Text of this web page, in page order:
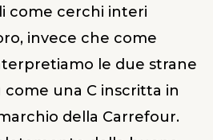
come cerchi interi
invece che come
le due strane
una C inscritta in
della Carrefour.